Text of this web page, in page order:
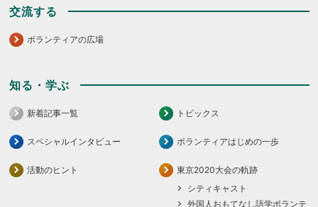
交流する
ボランティアの広場
知る・学ぶ
新着記事一覧 トピックス
スペシャルインタビュー ボランティアはじめの一歩
活動のヒント
東京2020大会の軌跡
シティキャスト
外国人おもてなし語学ボランテ